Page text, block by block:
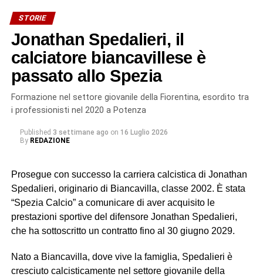
STORIE
Jonathan Spedalieri, il
calciatore biancavillese è
passato allo Spezia
Formazione nel settore giovanile della Fiorentina, esordito tra
i professionisti nel 2020 a Potenza
Published 3 settimane ago on 16 Luglio 2026
By REDAZIONE
Prosegue con successo la carriera calcistica di Jonathan
Spedalieri, originario di Biancavilla, classe 2002. È stata
“Spezia Calcio” a comunicare di aver acquisito le
prestazioni sportive del difensore Jonathan Spedalieri,
che ha sottoscritto un contratto fino al 30 giugno 2029.
Nato a Biancavilla, dove vive la famiglia, Spedalieri è
cresciuto calcisticamente nel settore giovanile della